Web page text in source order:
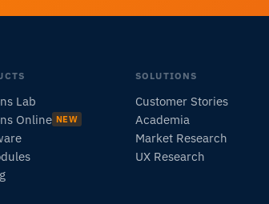
Lab
Online NEW
SOLUTIONS
Customer Stories
Academia
Market Research
UX Research